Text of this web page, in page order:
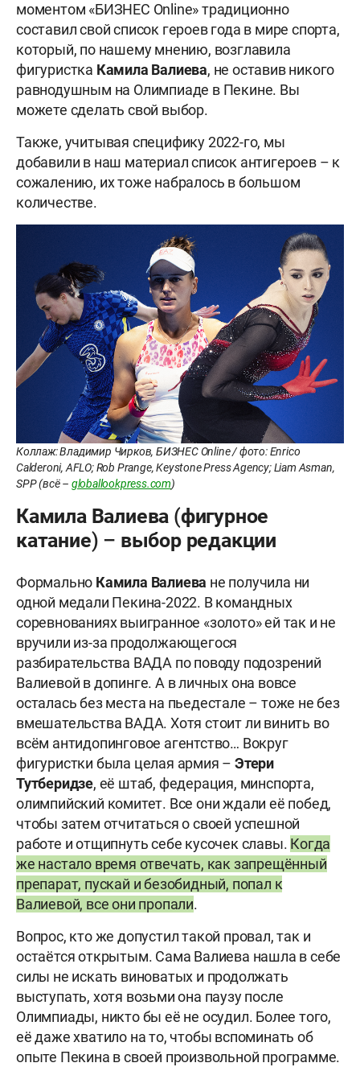
моментом «БИЗНЕС Online» традиционно
составил свой список героев года в мире спорта,
который, по нашему мнению, возглавила
фигуристка Камила Валиева, не оставив никого
равнодушным на Олимпиаде в Пекине. Вы
можете сделать свой выбор.
Также, учитывая специфику 2022-го, мы
добавили в наш материал список антигероев – к
сожалению, их тоже набралось в большом
количестве.
Коллаж: Владимир Чирков, БИЗНЕС Online / фото: Enrico
Calderoni, AFLO; Rob Prange, Keystone Press Agency; Liam Asman,
SPP (всё – globallookpress.com)
Камила Валиева (фигурное
катание) – выбор редакции
Формально Камила Валиева не получила ни
одной медали Пекина-2022. В командных
соревнованиях выигранное «золото» ей так и не
вручили из-за продолжающегося
разбирательства ВАДА по поводу подозрений
Валиевой в допинге. А в личных она вовсе
осталась без места на пьедестале – тоже не без
вмешательства ВАДА. Хотя стоит ли винить во
всём антидопинговое агентство… Вокруг
фигуристки была целая армия – Этери
Тутберидзе, её штаб, федерация, минспорта,
олимпийский комитет. Все они ждали её побед,
чтобы затем отчитаться о своей успешной
работе и отщипнуть себе кусочек славы. Когда
же настало время отвечать, как запрещённый
препарат, пускай и безобидный, попал к
Валиевой, все они пропали.
Вопрос, кто же допустил такой провал, так и
остаётся открытым. Сама Валиева нашла в себе
силы не искать виноватых и продолжать
выступать, хотя возьми она паузу после
Олимпиады, никто бы её не осудил. Более того,
её даже хватило на то, чтобы вспоминать об
опыте Пекина в своей произвольной программе.